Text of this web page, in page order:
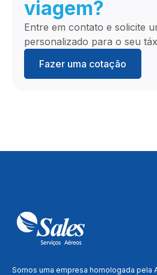
viagem?
Entre em contato e solicite
personalizado para o seu
Fazer uma cotação
Somos uma empresa homologada pela